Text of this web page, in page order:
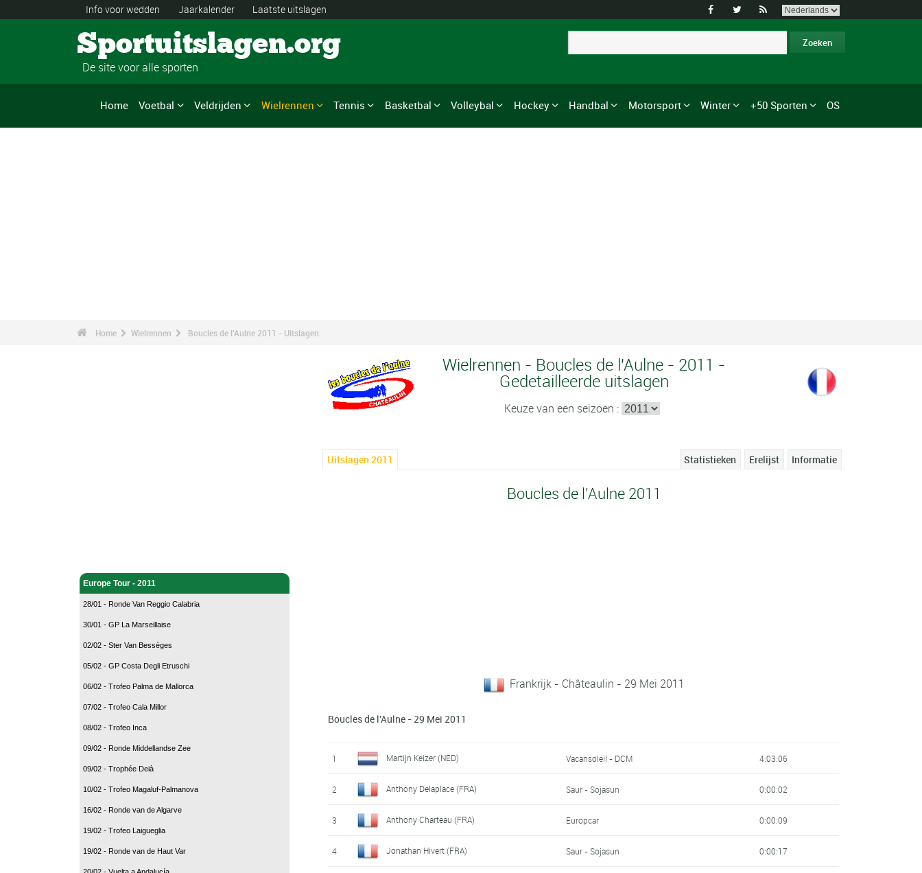
Info voor wedden Jaarkalender Laatste uitslagen   
Sportuitslagen.org
De site voor alle sporten
Home Voetbal Veldrijden Wielrennen Tennis Basketbal Volleybal Hockey Handbal Motorsport Winter +50 Sporten OS
Home Wielrennen Boucles de l'Aulne 2011 - Uitslagen
Europe Tour - 2011
28/01 - Ronde Van Reggio Calabria
30/01 - GP La Marseillaise
02/02 - Ster Van Bessèges
05/02 - GP Costa Degli Etruschi
06/02 - Trofeo Palma de Mallorca
07/02 - Trofeo Cala Millor
08/02 - Trofeo Inca
09/02 - Ronde Middellandse Zee
09/02 - Trophée Deià
10/02 - Trofeo Magaluf-Palmanova
16/02 - Ronde van de Algarve
19/02 - Trofeo Laigueglia
19/02 - Ronde van de Haut Var
Wielrennen - Boucles de l'Aulne - 2011 -
Gedetailleerde uitslagen
Keuze van een seizoen :
Uitslagen 2011 Informatie
Erelijst
Statistieken
Boucles de l'Aulne 2011
Frankrijk - Châteaulin - 29 Mei 2011
Boucles de l'Aulne - 29 Mei 2011
1 Martijn Keizer (NED) Vacansoleil - DCM 4:03:06
2 Anthony Delaplace (FRA) Saur - Sojasun 0:00:02
3 Anthony Charteau (FRA) Europcar 0:00:09
4 Jonathan Hivert (FRA) Saur - Sojasun 0:00:17